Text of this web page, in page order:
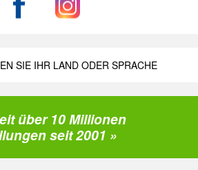
SIE IHR LAND ODER SPRACHE
über 10 Millionen
seit 2001 »